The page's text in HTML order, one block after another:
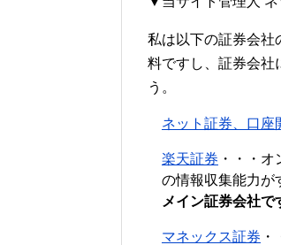
私は以下の証券会社
料ですし、証券会社
う。
ネット証券、口座
楽天証券 ・・・
の情報収集能力が
メイン証券会社で
マネックス証券